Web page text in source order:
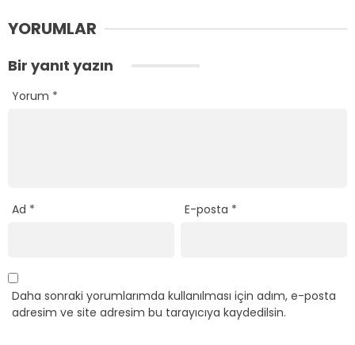
YORUMLAR
Bir yanıt yazın
Yorum *
Ad * E-posta *
Daha sonraki yorumlarımda kullanılması için adım, e-posta
adresim ve site adresim bu tarayıcıya kaydedilsin.